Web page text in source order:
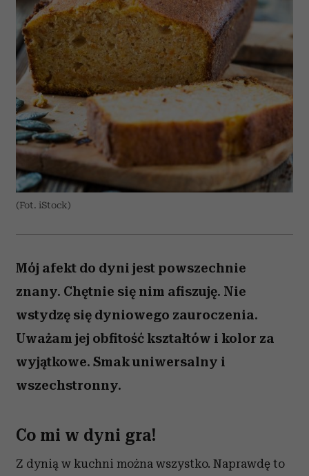
(Fot. iStock)
Mój afekt do dyni jest powszechnie
znany. Chętnie się nim afiszuję. Nie
wstydzę się dyniowego zauroczenia.
Uważam jej obfitość kształtów i kolor za
wyjątkowe. Smak uniwersalny i
wszechstronny.
Co mi w dyni gra!
Z dynią w kuchni można wszystko. Naprawdę to